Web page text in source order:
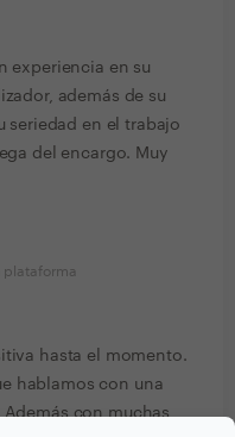
experiencia en su
además de su
seriedad en el trabajo
del encargo. Muy
plataforma
hasta el momento.
hablamos con una
con muchas